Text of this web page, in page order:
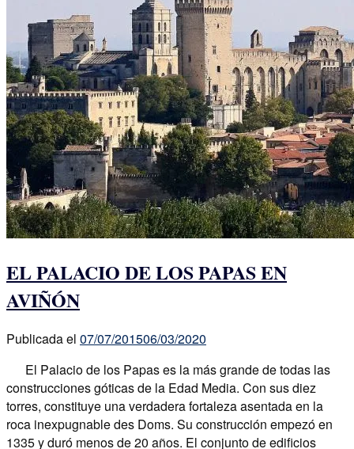
EL PALACIO DE LOS PAPAS EN
AVIÑÓN
Publicada el 07/07/201506/03/2020
El Palacio de los Papas es la más grande de todas las
construcciones góticas de la Edad Media. Con sus diez
torres, constituye una verdadera fortaleza asentada en la
roca inexpugnable des Doms. Su construcción empezó en
1335 y duró menos de 20 años. El conjunto de edificios